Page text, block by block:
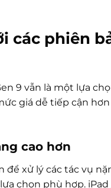
các phiên
9 vẫn là một lựa
giá dễ tiếp cận
cao hơn
xử lý các tác vụ
chọn phù hợp.